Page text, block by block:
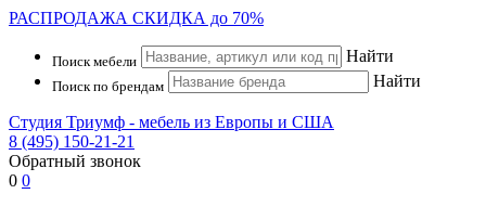
РАСПРОДАЖА СКИДКА до 70%
Поиск мебели Найти
Поиск по брендам Найти
Студия Триумф - мебель из Европы и США
8 (495) 150-21-21
Обратный звонок
0 0